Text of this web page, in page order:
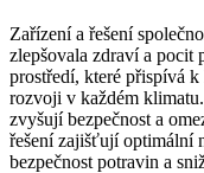
Zařízení a řešení
zlepšovala zdraví a pocit
prostředí, které přispívá
rozvoji v každém
zvyšují bezpečnost a
řešení zajišťují optimální
bezpečnost potravin a